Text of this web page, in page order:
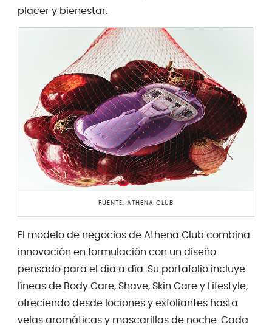
placer y bienestar.
FUENTE: ATHENA CLUB
El modelo de negocios de Athena Club combina
innovación en formulación con un diseño
pensado para el día a día. Su portafolio incluye
líneas de Body Care, Shave, Skin Care y Lifestyle,
ofreciendo desde lociones y exfoliantes hasta
velas aromáticas y mascarillas de noche. Cada